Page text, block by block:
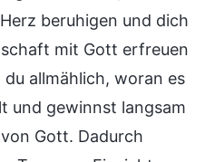
beruhigen und dich
mit Gott erfreuen
allmählich, woran es
und gewinnst langsam
Gott. Dadurch